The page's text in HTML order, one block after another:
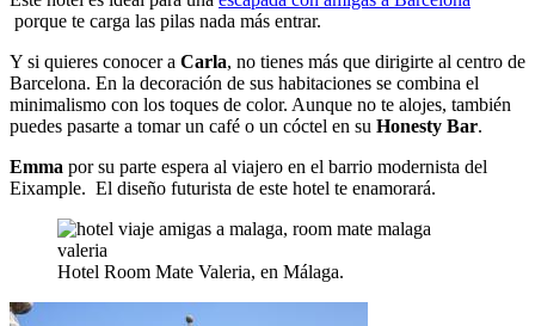
porque te carga las pilas nada más entrar.
Y si quieres conocer a Carla, no tienes más que dirigirte al centro de
Barcelona. En la decoración de sus habitaciones se combina el
minimalismo con los toques de color. Aunque no te alojes, también
puedes pasarte a tomar un café o un cóctel en su Honesty Bar.
Emma por su parte espera al viajero en el barrio modernista del
Eixample. El diseño futurista de este hotel te enamorará.
Hotel Room Mate Valeria, en Málaga.